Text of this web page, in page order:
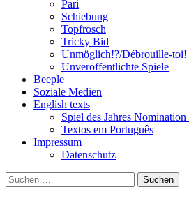
Pari
Schiebung
Topfrosch
Tricky Bid
Unmöglich!?/Débrouille-toi!
Unveröffentlichte Spiele
Beeple
Soziale Medien
English texts
Spiel des Jahres
Textos em Português
Impressum
Datenschutz
Suchen
nach: